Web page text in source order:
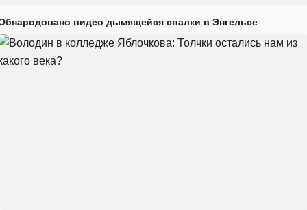
видео дымящейся свалки в Энгельсе